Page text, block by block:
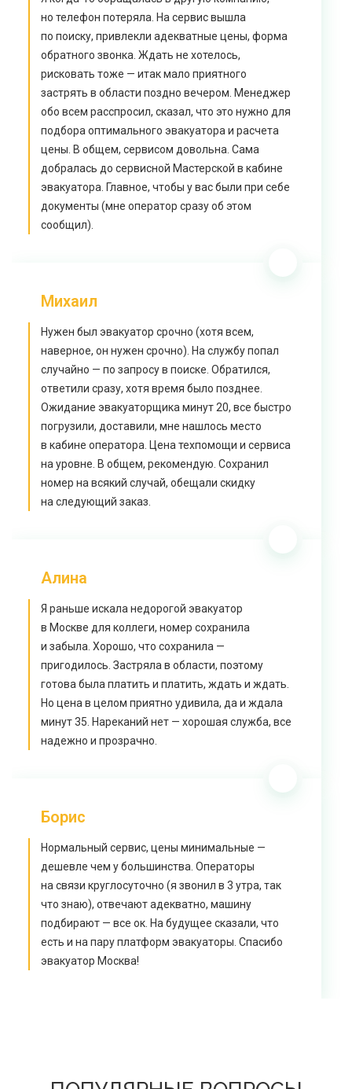
но телефон потеряла. На сервис вышла
по поиску, привлекли адекватные цены, форма
обратного звонка. Ждать не хотелось,
рисковать тоже — итак мало приятного
застрять в области поздно вечером. Менеджер
обо всем расспросил, сказал, что это нужно для
подбора оптимального эвакуатора и расчета
цены. В общем, сервисом довольна. Сама
добралась до сервисной Мастерской в кабине
эвакуатора. Главное, чтобы у вас были при себе
документы (мне оператор сразу об этом
сообщил).
Михаил
Нужен был эвакуатор срочно (хотя всем,
наверное, он нужен срочно). На службу попал
случайно — по запросу в поиске. Обратился,
ответили сразу, хотя время было позднее.
Ожидание эвакуаторщика минут 20, все быстро
погрузили, доставили, мне нашлось место
в кабине оператора. Цена техпомощи и сервиса
на уровне. В общем, рекомендую. Сохранил
номер на всякий случай, обещали скидку
на следующий заказ.
Алина
Я раньше искала недорогой эвакуатор
в Москве для коллеги, номер сохранила
и забыла. Хорошо, что сохранила —
пригодилось. Застряла в области, поэтому
готова была платить и платить, ждать и ждать.
Но цена в целом приятно удивила, да и ждала
минут 35. Нареканий нет — хорошая служба, все
надежно и прозрачно.
Борис
Нормальный сервис, цены минимальные —
дешевле чем у большинства. Операторы
на связи круглосуточно (я звонил в 3 утра, так
что знаю), отвечают адекватно, машину
подбирают — все ок. На будущее сказали, что
есть и на пару платформ эвакуаторы. Спасибо
эвакуатор Москва!